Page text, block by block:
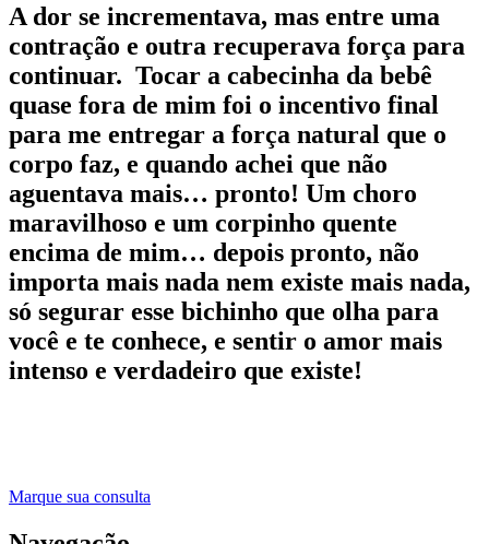
A dor se incrementava, mas entre uma
contração e outra recuperava força para
continuar. Tocar a cabecinha da bebê
quase fora de mim foi o incentivo final
para me entregar a força natural que o
corpo faz, e quando achei que não
aguentava mais… pronto! Um choro
maravilhoso e um corpinho quente
encima de mim… depois pronto, não
importa mais nada nem existe mais nada,
só segurar esse bichinho que olha para
você e te conhece, e sentir o amor mais
intenso e verdadeiro que existe!
Marque sua consulta